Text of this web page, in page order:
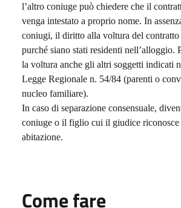
l’altro coniuge può chiedere che il
venga intestato a proprio nome. In
coniugi, il diritto alla voltura del contratto
purché siano stati residenti nell’alloggio.
la voltura anche gli altri soggetti indicati
Legge Regionale n. 54/84 (parenti o
nucleo familiare).
In caso di separazione consensuale,
coniuge o il figlio cui il giudice
abitazione.
Come fare